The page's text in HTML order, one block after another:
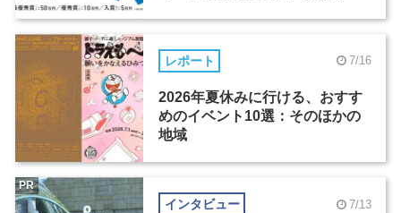
レポート 7/16
2026年夏休みに行ける、おすす
めのイベント10選：そのほかの
地域
インタビュー 7/13
PR